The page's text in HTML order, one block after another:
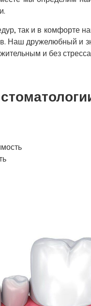
так и в комфорте
Наш дружелюбный и
и без